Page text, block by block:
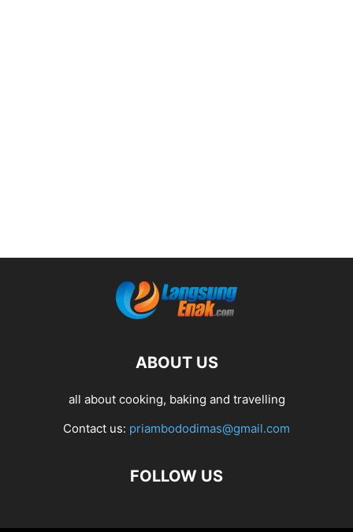
ABOUT US
all about cooking, baking and travelling
Contact us: priambododimas@gmail.com
FOLLOW US